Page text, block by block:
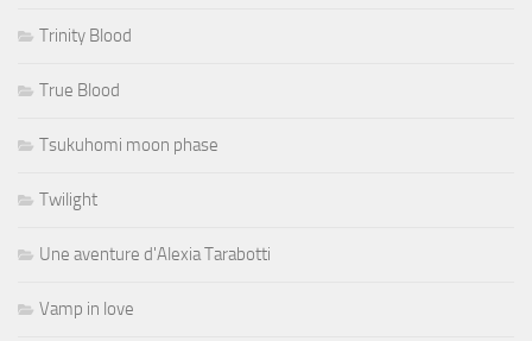
Trinity Blood
True Blood
Tsukuhomi moon phase
Twilight
Une aventure d'Alexia Tarabotti
Vamp in love